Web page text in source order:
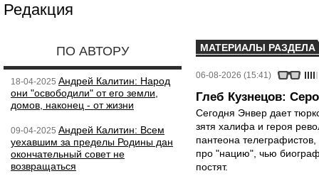
Редакция
ПО АВТОРУ
18-04-2025 Андрей Калитин: Народ
они "освободили" от его земли,
домов, наконец - от жизни
09-04-2025 Андрей Калитин: Всем
уехавшим за пределы Родины дан
окончательный совет не
возвращаться
МАТЕРИАЛЫ РАЗДЕЛА
06-08-2026 (15:41)
Глеб Кузнецов:
Сегодня Энвер дает
зятя халифа и героя
пантеона
про "нацию", чью
постят.